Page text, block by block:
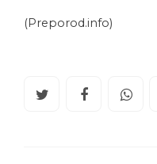
(Preporod.info)